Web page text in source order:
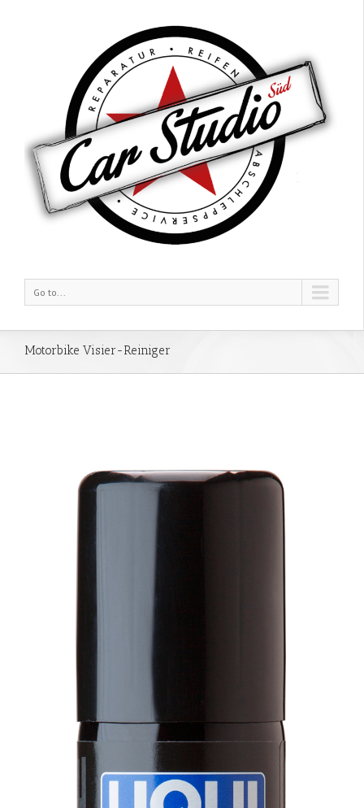
Go to...
Motorbike Visier-Reiniger